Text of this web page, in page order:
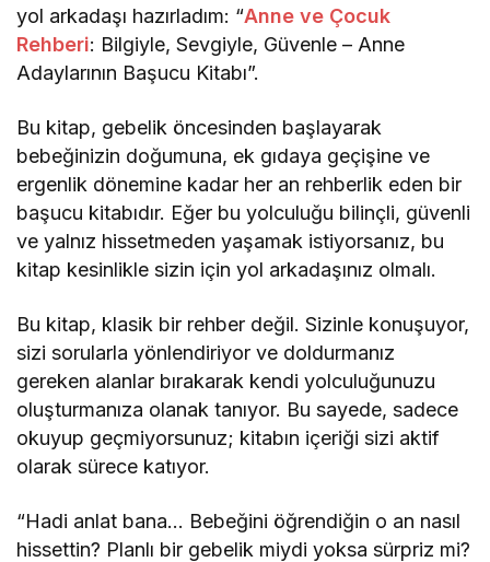
yol arkadaşı hazırladım: “Anne ve Çocuk
Rehberi: Bilgiyle, Sevgiyle, Güvenle – Anne
Adaylarının Başucu Kitabı”.
Bu kitap, gebelik öncesinden başlayarak
bebeğinizin doğumuna, ek gıdaya geçişine ve
ergenlik dönemine kadar her an rehberlik eden bir
başucu kitabıdır. Eğer bu yolculuğu bilinçli, güvenli
ve yalnız hissetmeden yaşamak istiyorsanız, bu
kitap kesinlikle sizin için yol arkadaşınız olmalı.
Bu kitap, klasik bir rehber değil. Sizinle konuşuyor,
sizi sorularla yönlendiriyor ve doldurmanız
gereken alanlar bırakarak kendi yolculuğunuzu
oluşturmanıza olanak tanıyor. Bu sayede, sadece
okuyup geçmiyorsunuz; kitabın içeriği sizi aktif
olarak sürece katıyor.
“Hadi anlat bana… Bebeğini öğrendiğin o an nasıl
hissettin? Planlı bir gebelik miydi yoksa sürpriz mi?